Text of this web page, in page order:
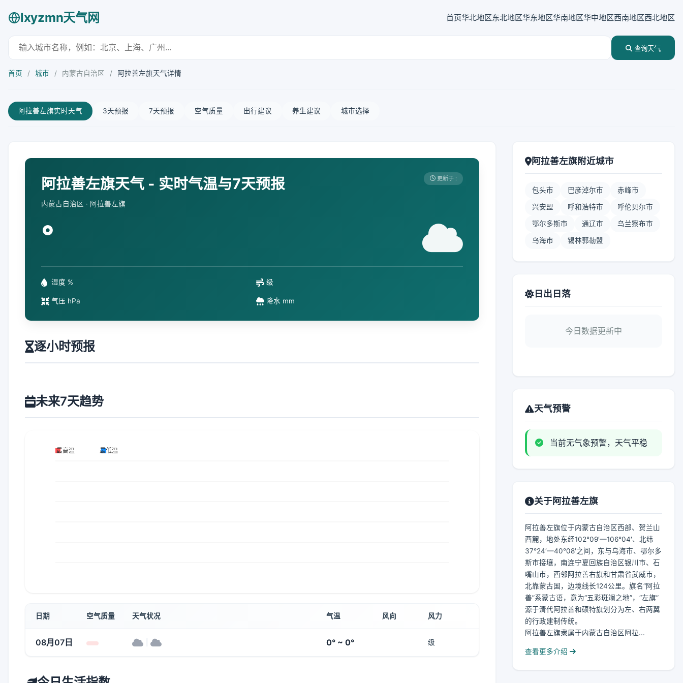
lxyzmn天气网 首页华北地区东北地区华东地区华南地区华中地区西南地区西北地区
查询天气
首页 / 城市 / 内蒙古自治区 / 阿拉善左旗天气详情
阿拉善左旗实时天气 3天预报 7天预报 空气质量 出行建议 养生建议 城市选择
阿拉善左旗天气 - 实时气温与7天预报
内蒙古自治区 · 阿拉善左旗
更新于 :
°
湿度 % 级
气压 hPa 降水 mm
逐小时预报
未来7天趋势
日期 空气质量 天气状况 气温 风向 风力
08月07日 0° ~ 0° 级
阿拉善左旗附近城市
包头市 巴彦淖尔市 赤峰市
兴安盟 呼和浩特市 呼伦贝尔市
鄂尔多斯市 通辽市 乌兰察布市
乌海市 锡林郭勒盟
日出日落
今日数据更新中
天气预警
当前无气象预警，天气平稳
关于阿拉善左旗
阿拉善左旗位于内蒙古自治区西部、贺兰山
西麓，地处东经102°09′—106°04′、北纬
37°24′—40°08′之间，东与乌海市、鄂尔多
斯市接壤，南连宁夏回族自治区银川市、石
嘴山市，西邻阿拉善右旗和甘肃省武威市，
北靠蒙古国，边境线长124公里。旗名“阿拉
善”系蒙古语，意为“五彩斑斓之地”，“左旗”
源于清代阿拉善和硕特旗划分为左、右两翼
的行政建制传统。
阿拉善左旗隶属于内蒙古自治区阿拉...
查看更多介绍